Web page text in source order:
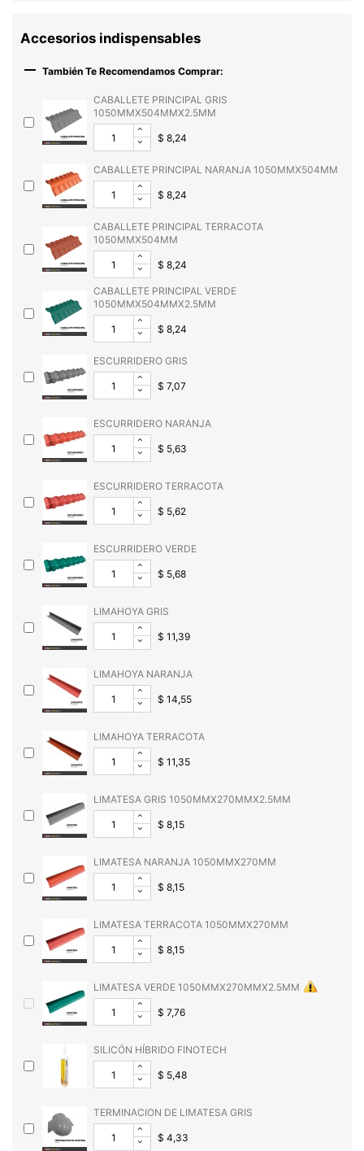
Accesorios indispensables
 También Te Recomendamos Comprar:
CABALLETE PRINCIPAL GRIS
1050MMX504MMX2.5MM
$ 8,24
CABALLETE PRINCIPAL NARANJA 1050MMX504MM
$ 8,24
CABALLETE PRINCIPAL TERRACOTA
1050MMX504MM
$ 8,24
CABALLETE PRINCIPAL VERDE
1050MMX504MMX2.5MM
$ 8,24
ESCURRIDERO GRIS
$ 7,07
ESCURRIDERO NARANJA
$ 5,63
ESCURRIDERO TERRACOTA
$ 5,62
ESCURRIDERO VERDE
$ 5,68
LIMAHOYA GRIS
$ 11,39
LIMAHOYA NARANJA
$ 14,55
LIMAHOYA TERRACOTA
$ 11,35
LIMATESA GRIS 1050MMX270MMX2.5MM
$ 8,15
LIMATESA NARANJA 1050MMX270MM
$ 8,15
LIMATESA TERRACOTA 1050MMX270MM
$ 8,15
LIMATESA VERDE 1050MMX270MMX2.5MM
$ 7,76
SILICÓN HÍBRIDO FINOTECH
$ 5,48
TERMINACION DE LIMATESA GRIS
$ 4,33